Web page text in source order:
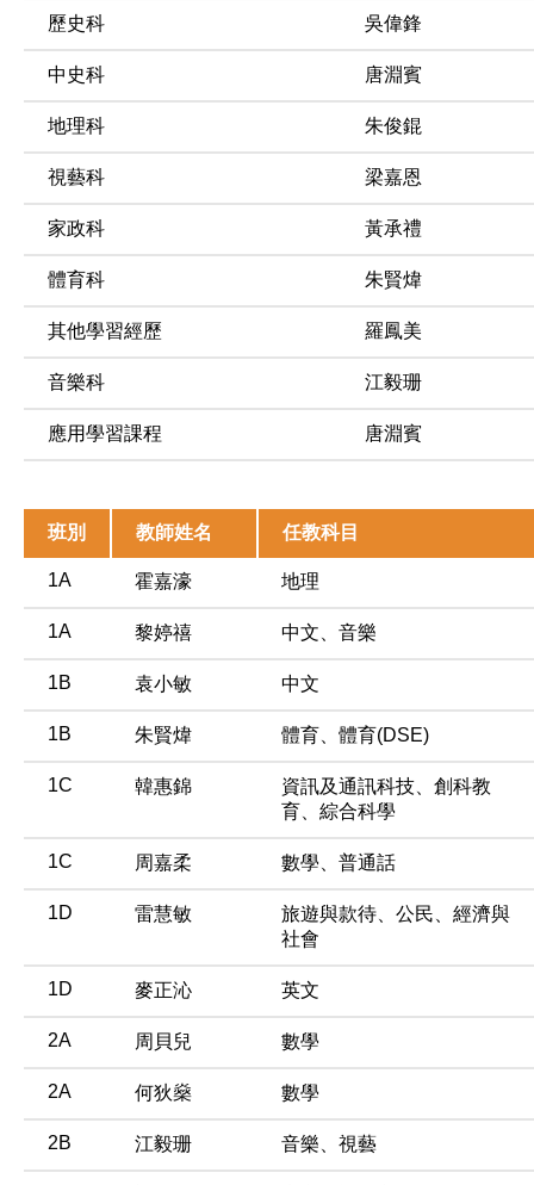
歷史科 吳偉鋒
中史科 唐淵賓
地理科 朱俊錕
視藝科 梁嘉恩
家政科 黃承禮
體育科 朱賢煒
其他學習經歷 羅鳳美
音樂科 江毅珊
應用學習課程 唐淵賓
班別 教師姓名 任教科目
1A 霍嘉濠 地理
1A 黎婷禧 中文、音樂
1B 袁小敏 中文
1B 朱賢煒 體育、體育(DSE)
1C 韓惠錦
資訊及通訊科技、創科教
育、綜合科學
1C 周嘉柔 數學、普通話
1D 雷慧敏
旅遊與款待、公民、經濟與
社會
1D 麥正沁 英文
2A 周貝兒 數學
2A 何狄燊 數學
2B 江毅珊 音樂、視藝